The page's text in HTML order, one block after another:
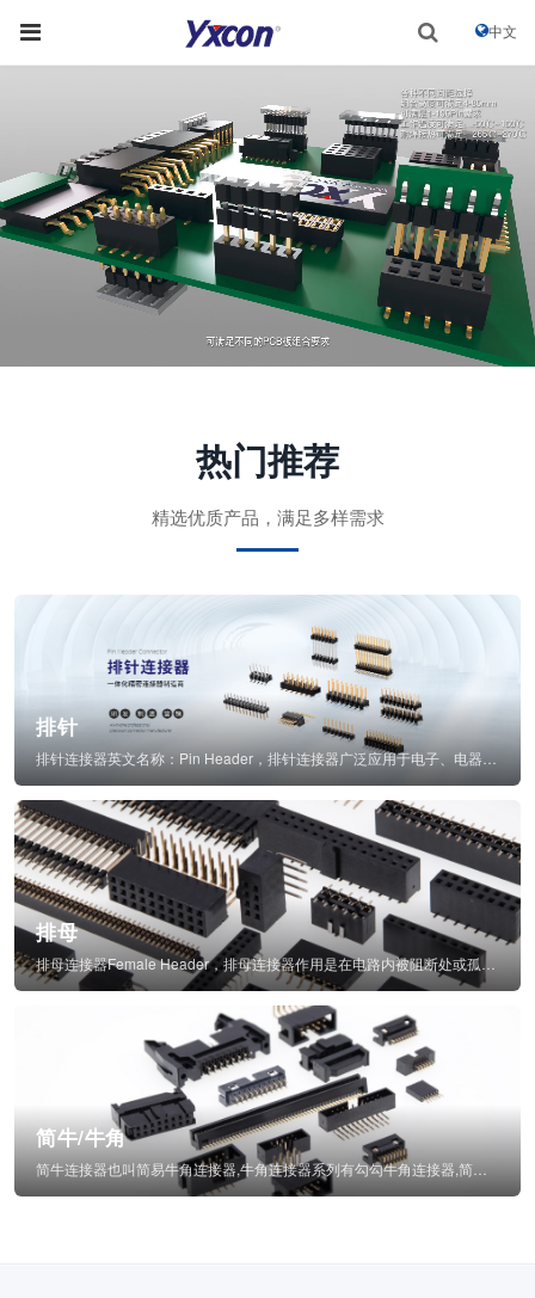
中文
热门推荐
精选优质产品，满足多样需求
排针
排母
排母连接器Female Header，排母连接器作用是在电路内被阻断处或孤立不通...
简牛/牛角